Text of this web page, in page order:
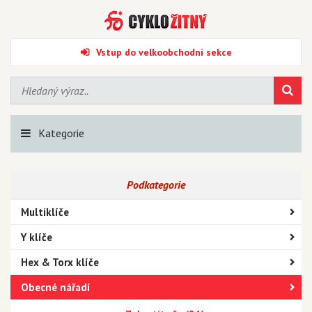
Vstup do velkoobchodní sekce
Kategorie
Podkategorie
Multiklíče
Y klíče
Hex & Torx klíče
Obecné nářadí